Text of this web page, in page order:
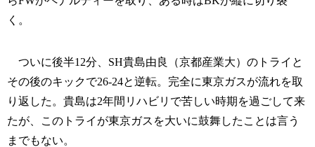
く。
ついに後半12分、SH貴島由良（京都産業大）のトライと
その後のキックで26-24と逆転。完全に東京ガスが流れを取
り返した。貴島は2年間リハビリで苦しい時期を過ごして来
たが、このトライが東京ガスを大いに鼓舞したことは言う
までもない。